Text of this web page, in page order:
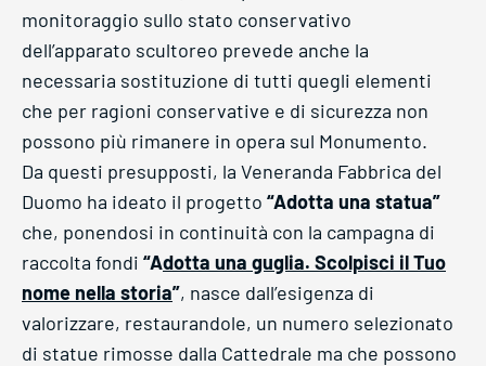
monitoraggio sullo stato conservativo
dell’apparato scultoreo prevede anche la
necessaria sostituzione di tutti quegli elementi
che per ragioni conservative e di sicurezza non
possono più rimanere in opera sul Monumento.
Da questi presupposti, la Veneranda Fabbrica del
Duomo ha ideato il progetto “Adotta una statua”
che, ponendosi in continuità con la campagna di
raccolta fondi “Adotta una guglia. Scolpisci il Tuo
nome nella storia”, nasce dall’esigenza di
valorizzare, restaurandole, un numero selezionato
di statue rimosse dalla Cattedrale ma che possono